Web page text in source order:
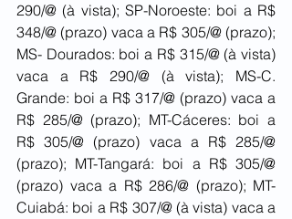
290/@ (à vista); SP-Noroeste: boi a R$
348/@ (prazo) vaca a R$ 305/@ (prazo);
MS- Dourados: boi a R$ 315/@ (à vista)
vaca a R$ 290/@ (à vista); MS-C.
Grande: boi a R$ 317/@ (prazo) vaca a
R$ 285/@ (prazo); MT-Cáceres: boi a
R$ 305/@ (prazo) vaca a R$ 285/@
(prazo); MT-Tangará: boi a R$ 305/@
(prazo) vaca a R$ 286/@ (prazo); MT-
Cuiabá: boi a R$ 307/@ (à vista) vaca a